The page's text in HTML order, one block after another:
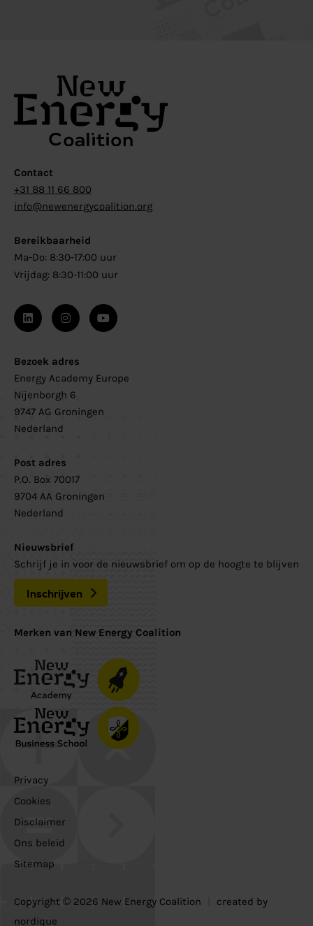
Contact
+31 88 11 66 800
info@newenergycoalition.org
Bereikbaarheid
Ma-Do: 8:30-17:00 uur
Vrijdag: 8:30-11:00 uur
Bezoek adres
Energy Academy Europe
Nijenborgh 6
9747 AG Groningen
Nederland
Post adres
P.O. Box 70017
9704 AA Groningen
Nederland
Nieuwsbrief
Schrijf je in voor de nieuwsbrief om op de hoogte te blijven
Inschrijven
Merken van New Energy Coalition
Copyright © 2026 New Energy Coalition
created by
nordique
Privacy
Cookies
Disclaimer
Ons beleid
Sitemap